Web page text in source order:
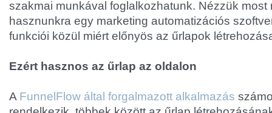
szakmai munkával foglalkozhatunk. Nézzük most
hasznunkra egy marketing automatizációs
funkciói közül miért előnyös az űrlapok
Ezért hasznos az űrlap az oldalon
A FunnelFlow által forgalmazott alkalmazás